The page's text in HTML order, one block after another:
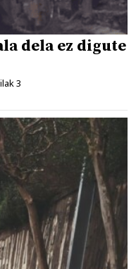
dela ez digute
3